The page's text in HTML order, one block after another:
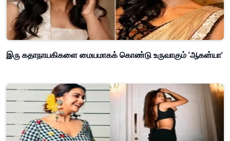
இரு கதாநாயகிகளை மையமாகக் கொண்டு உருவாகும் 'ஆகன்யா'